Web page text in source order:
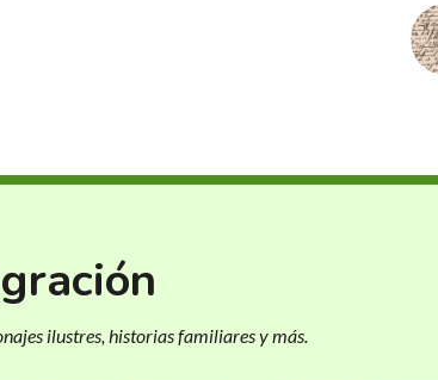
ilustres, historias familiares y más.